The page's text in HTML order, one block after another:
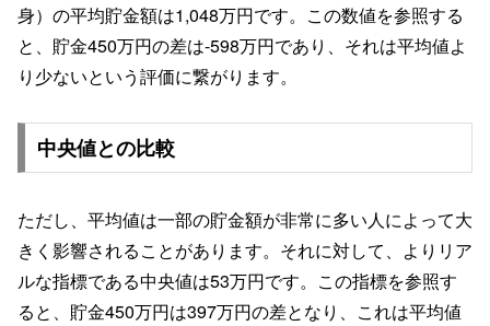
身）の平均貯金額は1,048万円です。この数値を参照する
と、貯金450万円の差は-598万円であり、それは平均値よ
り少ないという評価に繋がります。
中央値との比較
ただし、平均値は一部の貯金額が非常に多い人によって大
きく影響されることがあります。それに対して、よりリア
ルな指標である中央値は53万円です。この指標を参照す
ると、貯金450万円は397万円の差となり、これは平均値